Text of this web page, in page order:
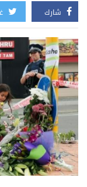
شارك